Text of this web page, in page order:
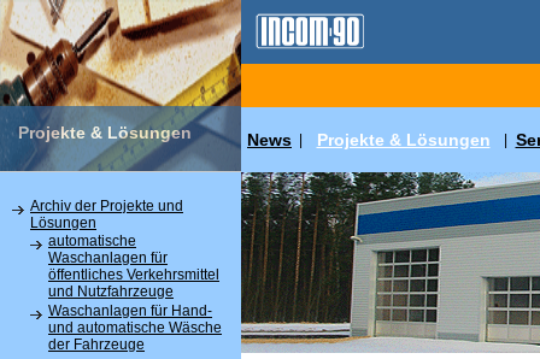
Projekte & Lösungen News Projekte & Lösungen
Archiv der Projekte und
Lösungen
automatische
Waschanlagen für
öffentliches Verkehrsmittel
und Nutzfahrzeuge
Waschanlagen für Hand-
und automatische Wäsche
der Fahrzeuge